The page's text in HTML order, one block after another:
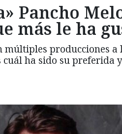
Pancho
más le ha
producciones a
ha sido su preferida